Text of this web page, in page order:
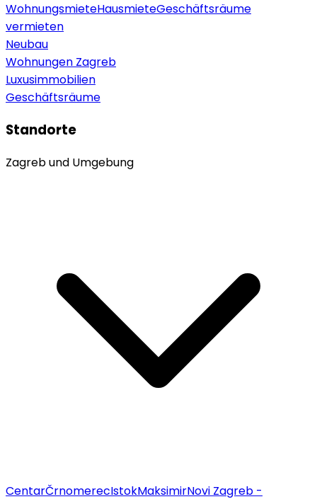
WohnungsmieteHausmieteGeschäftsräume
vermieten
Neubau
Wohnungen Zagreb
Luxusimmobilien
Geschäftsräume
Standorte
Zagreb und Umgebung
CentarČrnomerecIstokMaksimirNovi Zagreb -